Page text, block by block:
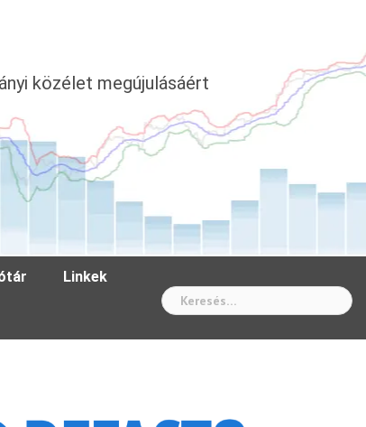
közélet megújulásáért
Linkek